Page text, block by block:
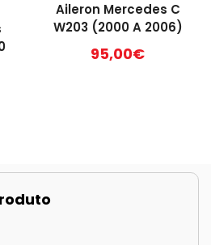
Aileron Mercedes C
W203 (2000 A 2006)
95,00€